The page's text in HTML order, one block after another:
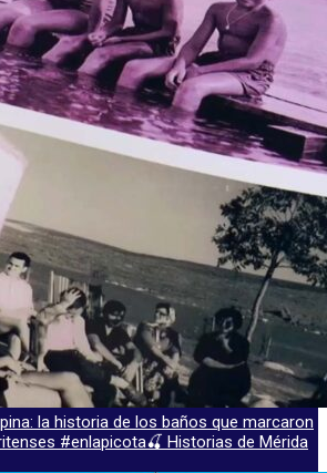
la historia de los baños que marcaron
#enlapicota🍒 Historias de Mérida